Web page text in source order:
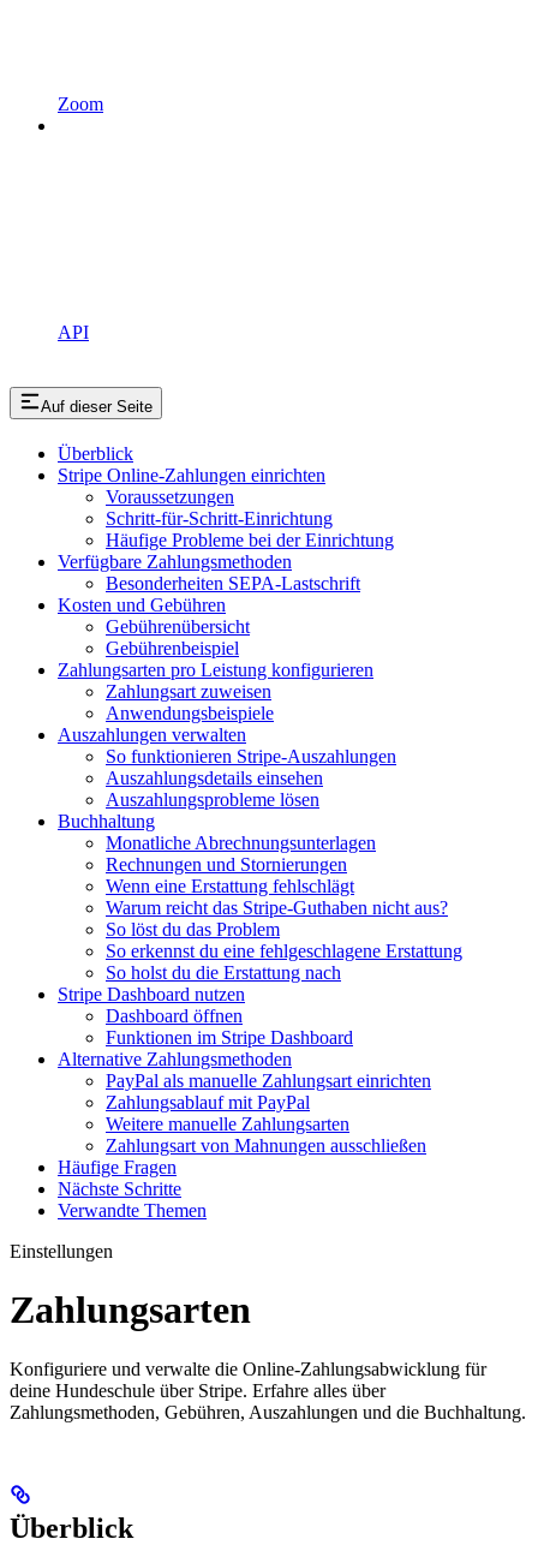
Zoom
API
Auf dieser Seite
Überblick
Stripe Online-Zahlungen einrichten
Voraussetzungen
Schritt-für-Schritt-Einrichtung
Häufige Probleme bei der Einrichtung
Verfügbare Zahlungsmethoden
Besonderheiten SEPA-Lastschrift
Kosten und Gebühren
Gebührenübersicht
Gebührenbeispiel
Zahlungsarten pro Leistung konfigurieren
Zahlungsart zuweisen
Anwendungsbeispiele
Auszahlungen verwalten
So funktionieren Stripe-Auszahlungen
Auszahlungsdetails einsehen
Auszahlungsprobleme lösen
Buchhaltung
Monatliche Abrechnungsunterlagen
Rechnungen und Stornierungen
Wenn eine Erstattung fehlschlägt
Warum reicht das Stripe-Guthaben nicht aus?
So löst du das Problem
So erkennst du eine fehlgeschlagene Erstattung
So holst du die Erstattung nach
Stripe Dashboard nutzen
Dashboard öffnen
Funktionen im Stripe Dashboard
Alternative Zahlungsmethoden
PayPal als manuelle Zahlungsart einrichten
Zahlungsablauf mit PayPal
Weitere manuelle Zahlungsarten
Zahlungsart von Mahnungen ausschließen
Häufige Fragen
Nächste Schritte
Verwandte Themen
Einstellungen
Zahlungsarten
Konfiguriere und verwalte die Online-Zahlungsabwicklung für
deine Hundeschule über Stripe. Erfahre alles über
Zahlungsmethoden, Gebühren, Auszahlungen und die Buchhaltung.
Überblick